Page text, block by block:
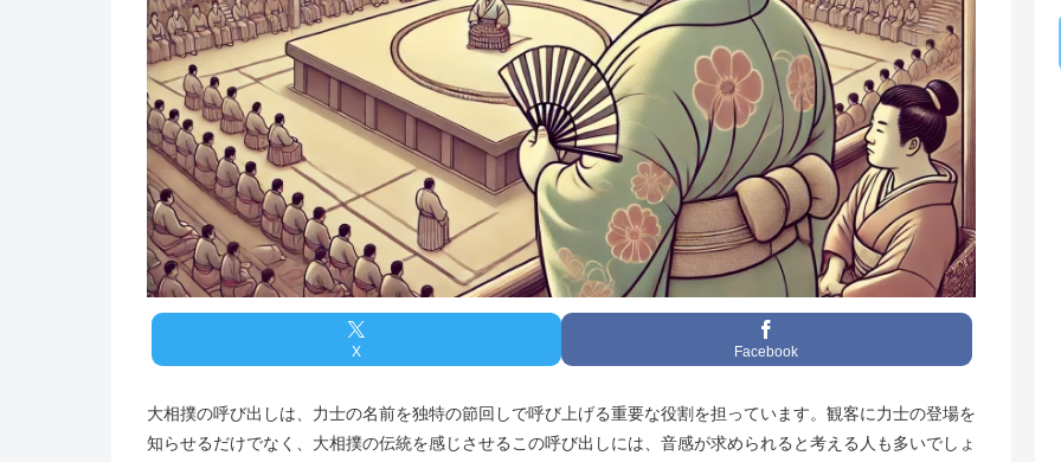
X Facebook
大相撲の呼び出しは、力士の名前を独特の節回しで呼び上げる重要な役割を担っています。観客に力士の登場を
知らせるだけでなく、大相撲の伝統を感じさせるこの呼び出しには、音感が求められると考える人も多いでしょ